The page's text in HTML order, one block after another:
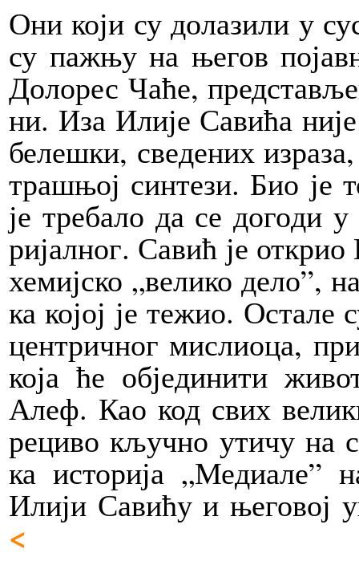
Они ко­ји су до­ла­зи­ли у
су па­жњу на ње­гов
До­ло­рес Ча­ће,
ни. Иза Или­је Са­ви­ћа
бе­ле­шки, све­де­них
тра­шњој син­те­зи. Био је
је тре­ба­ло да се до­го­ди
ри­јал­ног. Са­вић је
хе­миј­ско „ве­ли­ко де­ло”,
ка ко­јој је те­жио.
цен­трич­ног ми­сли­о­ца,
ко­ја ће об­је­ди­ни­ти
Алеф. Као код свих
ре­ци­во кључ­но ути­чу на
ка исто­ри­ја „Ме­ди­а­ле”
Или­ји Са­ви­ћу и ње­го­вој
<